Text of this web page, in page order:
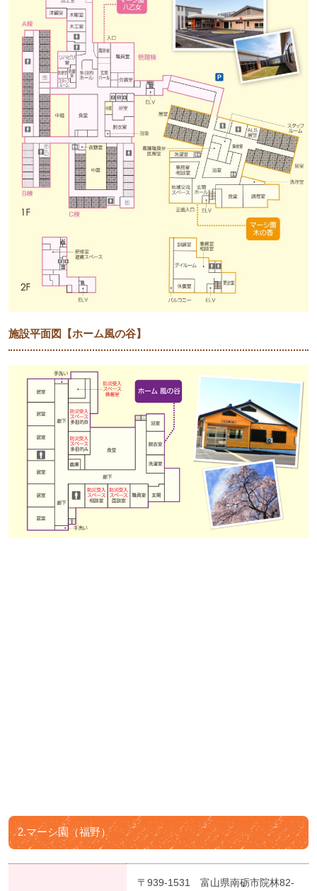
施設平面図【ホーム風の谷】
2.マーシ園（福野）
〒939-1531 富山県南砺市院林82-